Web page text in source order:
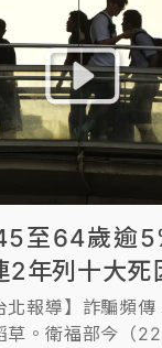
至64歲逾
年列十大死
北報導】詐騙頻
草。衛福部今（